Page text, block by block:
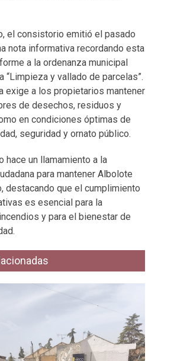
el consistorio emitió el pasado
nota informativa recordando esta
a la ordenanza municipal
“Limpieza y vallado de parcelas”.
exige a los propietarios mantener
de desechos, residuos y
en condiciones óptimas de
seguridad y ornato público.
hace un llamamiento a la
para mantener Albolote
destacando que el cumplimiento
es esencial para la
y para el bienestar de